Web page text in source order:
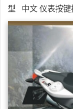
型 中文 仪表按键